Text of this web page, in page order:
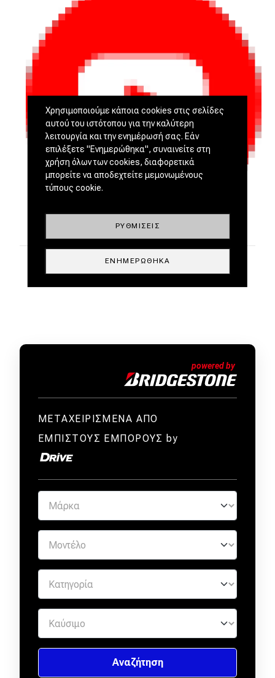
ΜΕΤΑΧΕΙΡΙΣΜΕΝΑ ΑΠΟ
ΕΜΠΙΣΤΟΥΣ ΕΜΠΟΡΟΥΣ by
Χρησιμοποιούμε κάποια cookies στις σελίδες
αυτού του ιστότοπου για την καλύτερη
λειτουργία και την ενημέρωσή σας. Εάν
επιλέξετε "Ενημερώθηκα", συναινείτε στη
χρήση όλων των cookies, διαφορετικά
μπορείτε να αποδεχτείτε μεμονωμένους
τύπους cookie.
ΡΥΘΜΊΣΕΙΣ
ΕΝΗΜΕΡΏΘΗΚΑ